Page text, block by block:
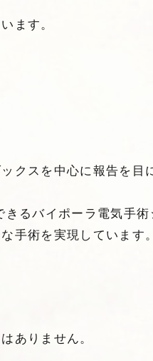
ます。
クスを中心に報告を目
るバイポーラ電気手術
手術を実現しています。
ありません。